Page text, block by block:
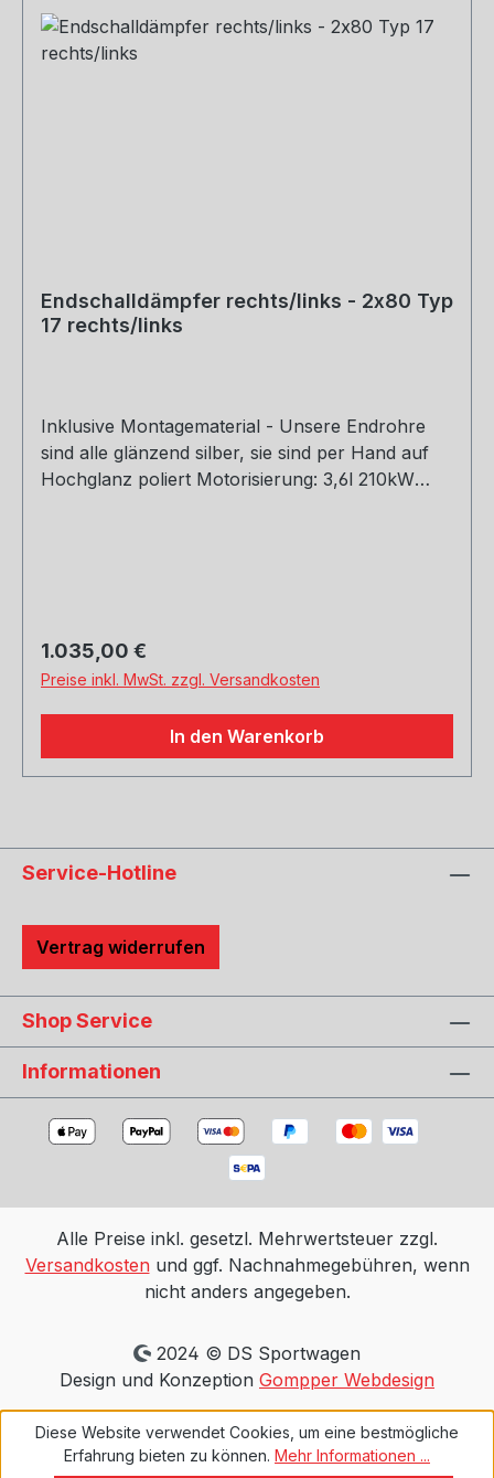
Endschalldämpfer rechts/links - 2x80 Typ
17 rechts/links
Inklusive Montagematerial - Unsere Endrohre
sind alle glänzend silber, sie sind per Hand auf
Hochglanz poliert Motorisierung: 3,6l 210kW
Regulärer Preis:
1.035,00 €
Preise inkl. MwSt. zzgl. Versandkosten
In den Warenkorb
Service-Hotline
Vertrag widerrufen
Shop Service
Informationen
Alle Preise inkl. gesetzl. Mehrwertsteuer zzgl.
Versandkostenund ggf. Nachnahmegebühren, wenn
nicht anders angegeben.
2024 © DS Sportwagen
Design und Konzeption Gompper Webdesign
Diese Website verwendet Cookies, um eine bestmögliche
Erfahrung bieten zu können. Mehr Informationen ...